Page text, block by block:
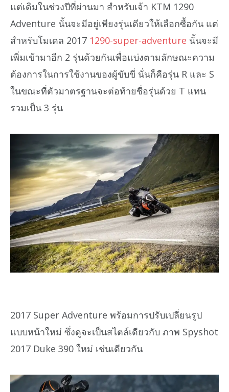
แต่เดิมในช่วงปีที่ผ่านมา สำหรับเจ้า KTM 1290
Adventure นั้นจะมีอยู่เพียงรุ่นเดียวให้เลือกซื้อกัน แต่
สำหรับโมเดล 2017 1290-super-adventure นั้นจะมี
เพิ่มเข้ามาอีก 2 รุ่นด้วยกันเพื่อแบ่งตามลักษณะความ
ต้องการในการใช้งานของผู้ขับขี่ นั่นก็คือรุ่น R และ S
ในขณะที่ตัวมาตรฐานจะต่อท้ายชื่อรุ่นด้วย T แทน
รวมเป็น 3 รุ่น
2017 Super Adventure พร้อมการปรับเปลี่ยนรูป
แบบหน้าใหม่ ซึ่งดูจะเป็นสไตล์เดียวกับ ภาพ Spyshot
2017 Duke 390 ใหม่ เช่นเดียวกัน